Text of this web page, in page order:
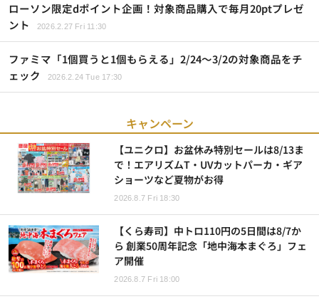
ローソン限定dポイント企画！対象商品購入で毎月20ptプレゼ
ント
2026.2.27 Fri 11:30
ファミマ「1個買うと1個もらえる」2/24～3/2の対象商品をチ
ェック
2026.2.24 Tue 17:30
キャンペーン
【ユニクロ】お盆休み特別セールは8/13ま
で！エアリズムT・UVカットパーカ・ギア
ショーツなど夏物がお得
2026.8.7 Fri 18:30
【くら寿司】中トロ110円の5日間は8/7か
ら 創業50周年記念「地中海本まぐろ」フェ
ア開催
2026.8.7 Fri 18:00